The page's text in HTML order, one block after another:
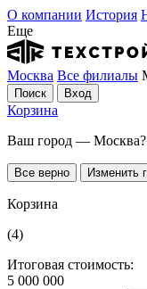
О компании История
Еще
Москва Все филиалы
Поиск Вход
Корзина
Ваш город — Москва?
Все верно Изменить
Корзина
(4)
Итоговая стоимость:
5 000 000